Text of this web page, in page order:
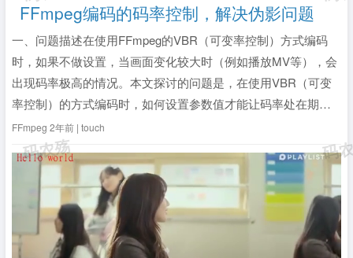
FFmpeg编码的码率控制，解决伪影问题
一、问题描述在使用FFmpeg的VBR（可变率控制）方式编码
时，如果不做设置，当画面变化较大时（例如播放MV等），会
出现码率极高的情况。本文探讨的问题是，在使用VBR（可变
率控制）的方式编码时，如何设置参数值才能让码率处在期望
的范围内。二、解决办法通过以下参数的设置可以实现大致范
围的码率控制。//期望的码率范围，单位：kbps int bitra...
文》
FFmpeg 2年前 | touch